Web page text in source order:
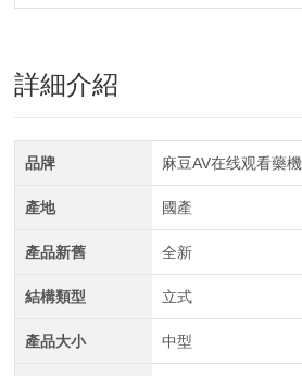
詳細介紹
品牌 麻豆AV在线观看藥機
產地 國產
產品新舊 全新
結構類型 立式
產品大小 中型